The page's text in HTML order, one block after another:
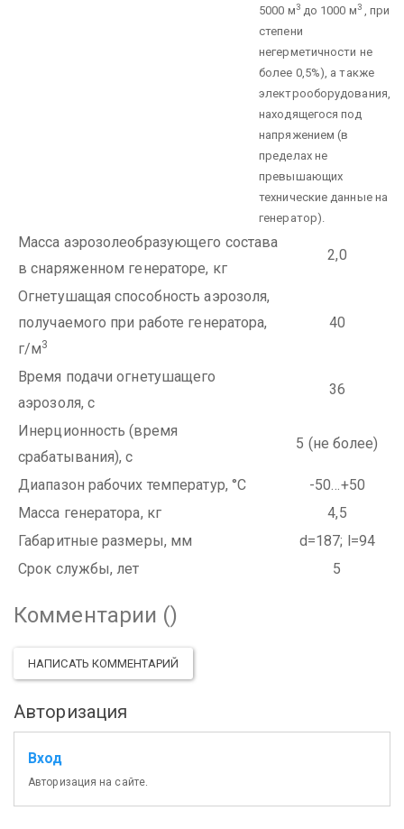
5000 м3до 1000 м3, при
степени
негерметичности не
более 0,5%), а также
электрооборудования,
находящегося под
напряжением (в
пределах не
превышающих
технические данные на
генератор).
Масса аэрозолеобразующего состава
в снаряженном генераторе, кг
2,0
Огнетушащая способность аэрозоля,
получаемого при работе генератора,
г/м3
40
Время подачи огнетушащего
аэрозоля, с
36
Инерционность (время
срабатывания), с
5 (не более)
Диапазон рабочих температур, °C
-50…+50
Масса генератора, кг
4,5
Габаритные размеры, мм
d=187; l=94
Срок службы, лет
5
Комментарии ()
НАПИСАТЬ КОММЕНТАРИЙ
Авторизация
Вход
Авторизация на сайте.